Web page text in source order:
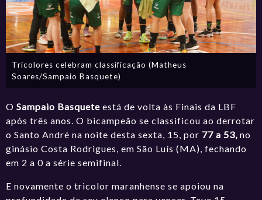
Tricolores celebram classificação (Matheus
Soares/Sampaio Basquete)
OSampaio Basquete está de volta às Finais da LBF
após três anos. O bicampeão se classificou ao derrotar
o Santo André na noite desta sexta, 15, por 77 a 53, no
ginásio Costa Rodrigues, em São Luís (MA), fechando
em 2 a 0 a série semifinal.
E novamente o tricolor maranhense se apoiou na